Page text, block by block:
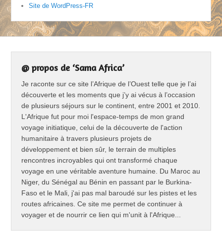
Site de WordPress-FR
@ propos de ‘Sama Africa’
Je raconte sur ce site l’Afrique de l’Ouest telle que je l’ai
découverte et les moments que j’y ai vécus à l’occasion
de plusieurs séjours sur le continent, entre 2001 et 2010.
L'Afrique fut pour moi l'espace-temps de mon grand
voyage initiatique, celui de la découverte de l'action
humanitaire à travers plusieurs projets de
développement et bien sûr, le terrain de multiples
rencontres incroyables qui ont transformé chaque
voyage en une véritable aventure humaine. Du Maroc au
Niger, du Sénégal au Bénin en passant par le Burkina-
Faso et le Mali, j'ai pas mal baroudé sur les pistes et les
routes africaines. Ce site me permet de continuer à
voyager et de nourrir ce lien qui m'unit à l'Afrique...